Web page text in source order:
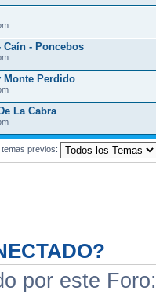
Caín - Poncebos
Monte Perdido
La Cabra
previos:
por este